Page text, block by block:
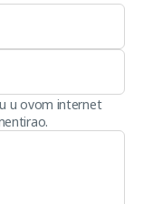
u ovom internet